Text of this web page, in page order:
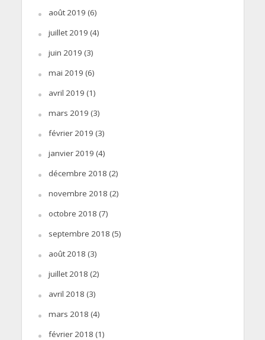
août 2019 (6)
juillet 2019 (4)
juin 2019 (3)
mai 2019 (6)
avril 2019 (1)
mars 2019 (3)
février 2019 (3)
janvier 2019 (4)
décembre 2018 (2)
novembre 2018 (2)
octobre 2018 (7)
septembre 2018 (5)
août 2018 (3)
juillet 2018 (2)
avril 2018 (3)
mars 2018 (4)
février 2018 (1)